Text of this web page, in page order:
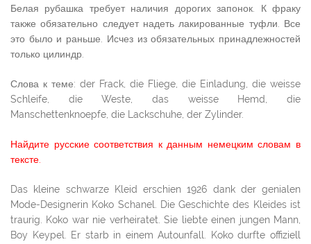
Белая рубашка требует наличия дорогих запонок. К фраку
также обязательно следует надеть лакированные туфли. Все
это было и раньше. Исчез из обязательных принадлежностей
только цилиндр.
Слова к теме: der Frack, die Fliege, die Einladung, die weisse
Schleife, die Weste, das weisse Hemd, die
Manschettenknoepfe, die Lackschuhe, der Zylinder.
Найдите русские соответствия к данным немецким словам в
тексте.
Das kleine schwarze Kleid erschien 1926 dank der genialen
Mode-Designerin Koko Schanel. Die Geschichte des Kleides ist
traurig. Koko war nie verheiratet. Sie liebte einen jungen Mann,
Boy Keypel. Er starb in einem Autounfall. Koko durfte offiziell